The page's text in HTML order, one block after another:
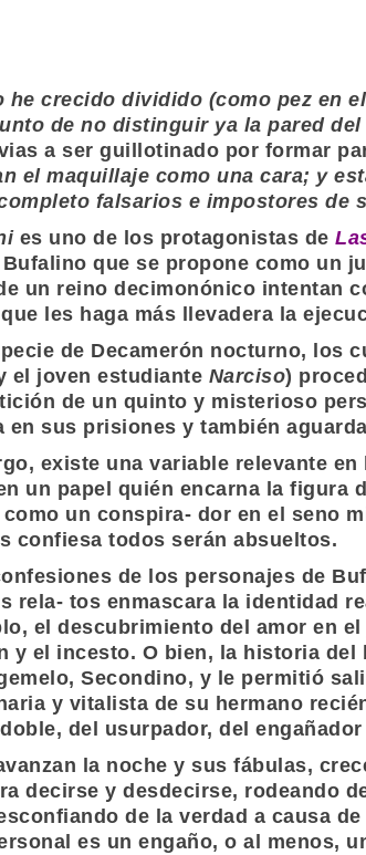
he crecido dividido (como pez en
de no distinguir ya la pared
a ser guillotinado por formar
el maquillaje como una cara; y
falsarios e impostores de
es uno de los protagonistas de
que se propone como un
un reino decimonónico intentan
les haga más llevadera la
de Decamerón nocturno, los
el joven estudiante Narciso)
de un quinto y misterioso
en sus prisiones y también
existe una variable relevante
un papel quién encarna la figura
un conspira- dor en el seno
confiesa todos serán absueltos.
de los personajes de
rela- tos enmascara la identidad
el descubrimiento del amor en
y el incesto. O bien, la historia del
Secondino, y le permitió
y vitalista de su hermano
del usurpador, del
la noche y sus fábulas,
decirse y desdecirse, rodeando
de la verdad a causa
es un engaño, o al menos,